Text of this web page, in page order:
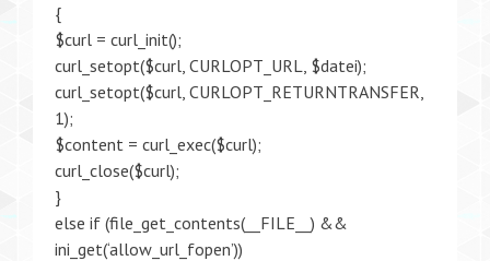
{
$curl = curl_init();
curl_setopt($curl, CURLOPT_URL, $datei);
curl_setopt($curl, CURLOPT_RETURNTRANSFER,
1);
$content = curl_exec($curl);
curl_close($curl);
}
else if (file_get_contents(__FILE__) &&
ini_get(‘allow_url_fopen’))